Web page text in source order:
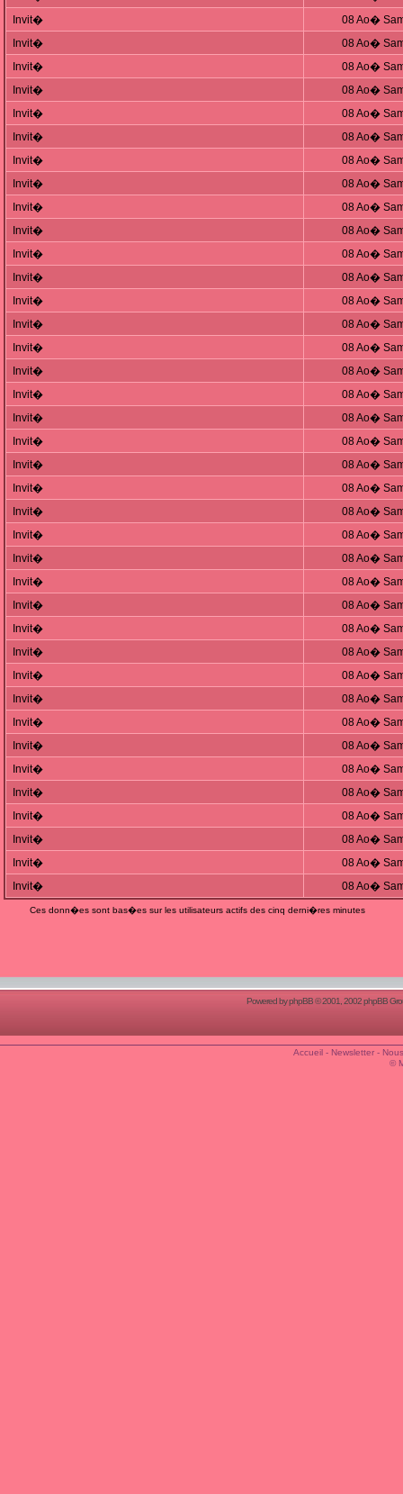
Invit�
08 Ao�
Invit�
08 Ao�
Invit�
08 Ao�
Invit�
08 Ao�
Invit�
08 Ao�
Invit�
08 Ao�
Invit�
08 Ao�
Invit�
08 Ao�
Invit�
08 Ao�
Invit�
08 Ao�
Invit�
08 Ao�
Invit�
08 Ao�
Invit�
08 Ao�
Invit�
08 Ao�
Invit�
08 Ao�
Invit�
08 Ao�
Invit�
08 Ao�
Invit�
08 Ao�
Invit�
08 Ao�
Invit�
08 Ao�
Invit�
08 Ao�
Invit�
08 Ao�
Invit�
08 Ao�
Invit�
08 Ao�
Invit�
08 Ao�
Invit�
08 Ao�
Invit�
08 Ao�
Invit�
08 Ao�
Invit�
08 Ao�
Invit�
08 Ao�
Invit�
08 Ao�
Invit�
08 Ao�
Invit�
08 Ao�
Invit�
08 Ao�
Invit�
08 Ao�
Invit�
08 Ao�
Invit�
08 Ao�
Invit�
08 Ao�
Ces donn�es sont bas�es sur les utilisateurs actifs des cinq derni�res minutes
Powered byphpBB© 2001, 2002 phpBB
Accueil- Newsletter-
©